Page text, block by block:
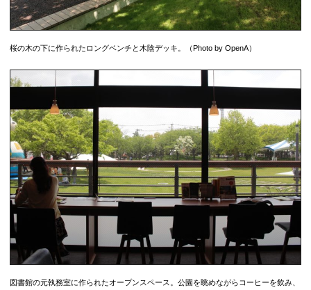
桜の木の下に作られたロングベンチと木陰デッキ。（Photo by OpenA）
図書館の元執務室に作られたオープンスペース。公園を眺めながらコーヒーを飲み、